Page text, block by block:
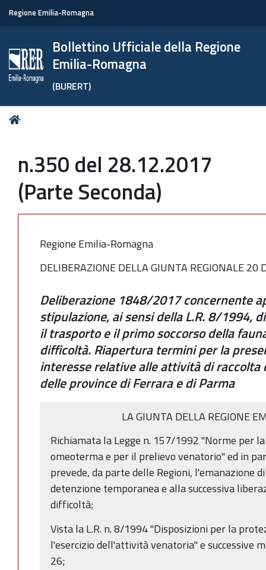
Regione Emilia-Romagna
Bollettino Ufficiale della Regione
Emilia-Romagna
(BURERT)
Tu
n.350 del 28.12.2017
(Parte Seconda)
Regione Emilia-Romagna
DELIBERAZIONE DELLA GIUNTA REGIONALE
Deliberazione 1848/2017 concernente
stipulazione, ai sensi della L.R. 8/1994,
il trasporto e il primo soccorso della
difficoltà. Riapertura termini per la
interesse relative alle attività di
delle province di Ferrara e di Parma
LA GIUNTA DELLA REGIONE
Richiamata la Legge n. 157/1992 "Norme per
omeoterma e per il prelievo venatorio" ed in
prevede, da parte delle Regioni, l'emanazione
detenzione temporanea e alla successiva
difficoltà;
Vista la L.R. n. 8/1994 "Disposizioni per la
l'esercizio dell'attività venatoria" e successive
26;